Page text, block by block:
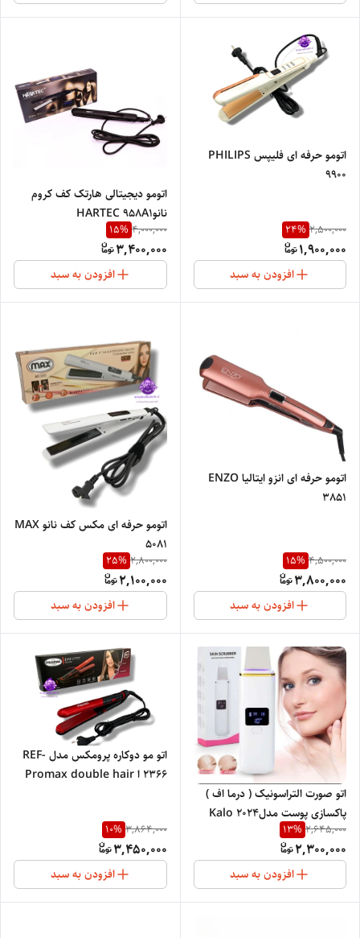
اتومو حرفه ای فلیپس PHILIPS
9900
2,500,000
24%
1,900,000
افزودن به سبد
اتومو دیجیتالی هارتک کف کروم
نانوHARTEC 958A1
4,000,000
15%
3,400,000
افزودن به سبد
اتومو حرفه ای انزو ایتالیا ENZO
3851
4,500,000
15%
3,800,000
افزودن به سبد
اتومو حرفه ای مکس کف نانو MAX
5081
2,800,000
25%
2,100,000
افزودن به سبد
اتو صورت التراسونیک ( درما اف )
پاکسازی پوست مدل2024 Kalo
Ultrasonic DermaF
2,645,000
13%
2,300,000
افزودن به سبد
اتو مو دوکاره پرومکس مدل REF-
2366 ا Promax double hair
3,864,000
10%
3,450,000
افزودن به سبد